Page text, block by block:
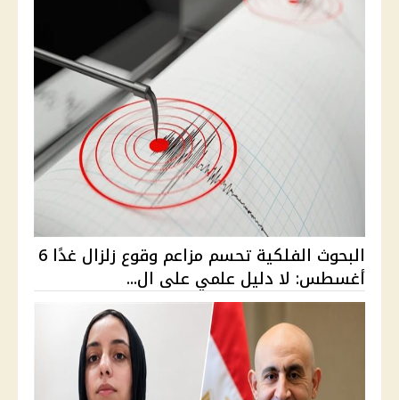
البحوث الفلكية تحسم مزاعم وقوع زلزال غدًا 6
أغسطس: لا دليل علمي على ال...